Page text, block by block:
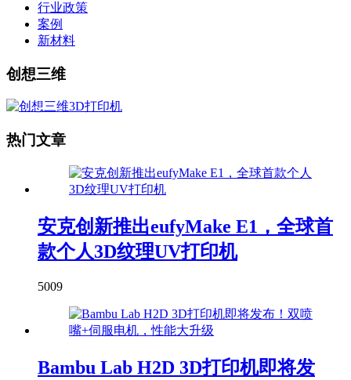
行业政策
案例
新材料
创想三维
热门文章
安克创新推出eufyMake E1，全球首
款个人3D纹理UV打印机
5009
Bambu Lab H2D 3D打印机即将发